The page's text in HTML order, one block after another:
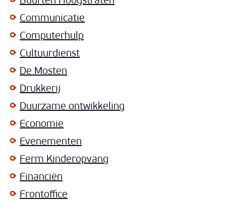
Communicatie
Computerhulp
Cultuurdienst
De Mosten
Drukkerij
Duurzame ontwikkeling
Economie
Evenementen
Ferm Kinderopvang
Financiën
Frontoffice